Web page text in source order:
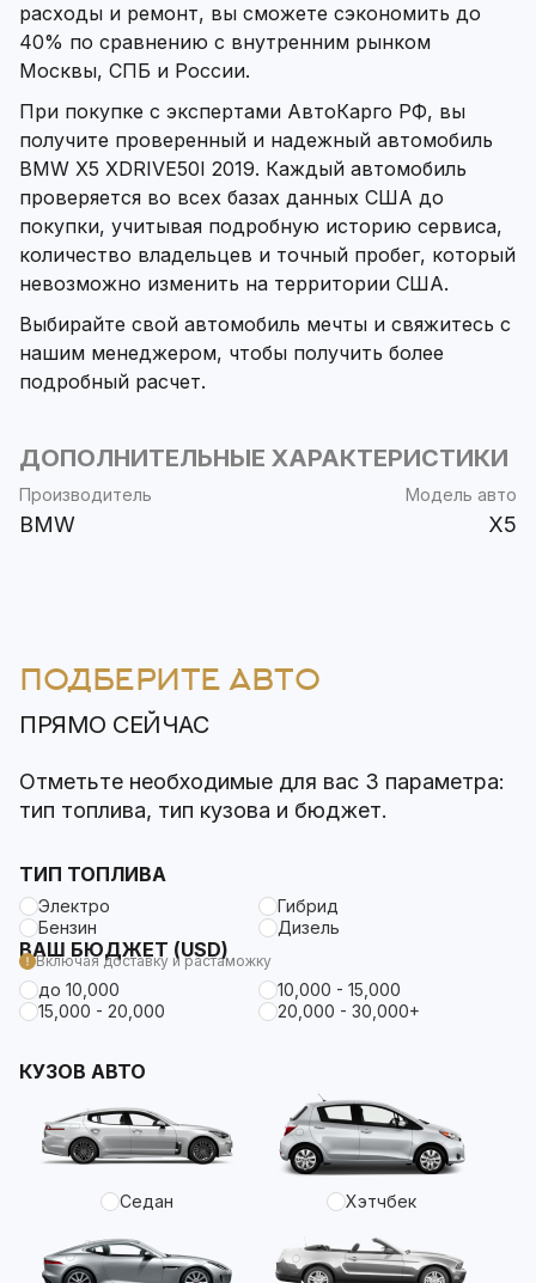
расходы и ремонт, вы сможете сэкономить до
40% по сравнению с внутренним рынком
Москвы, СПБ и России.
При покупке с экспертами АвтоКарго РФ, вы
получите проверенный и надежный автомобиль
BMW X5 XDRIVE50I 2019. Каждый автомобиль
проверяется во всех базах данных США до
покупки, учитывая подробную историю сервиса,
количество владельцев и точный пробег, который
невозможно изменить на территории США.
Выбирайте свой автомобиль мечты и свяжитесь с
нашим менеджером, чтобы получить более
подробный расчет.
ДОПОЛНИТЕЛЬНЫЕ ХАРАКТЕРИСТИКИ
Производитель
BMW
Модель авто
X5
ПОДБЕРИТЕ АВТО
ПРЯМО СЕЙЧАС
Отметьте необходимые для вас 3 параметра:
тип топлива, тип кузова и бюджет.
ТИП ТОПЛИВА
Электро
Гибрид
Бензин
Дизель
ВАШ БЮДЖЕТ (USD)
Включая доставку и растаможку
до 10,000
10,000 - 15,000
15,000 - 20,000
20,000 - 30,000+
КУЗОВ АВТО
Седан Хэтчбек